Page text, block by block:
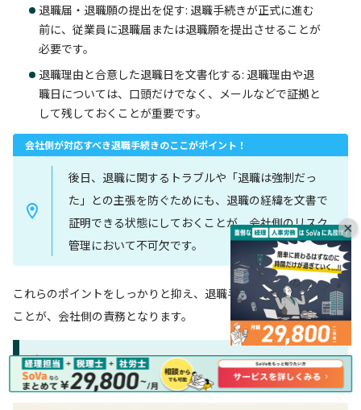
退職届・退職願の提出を促す: 退職手続きが正式に進む
前に、従業員に退職届または退職願を提出させることが
必要です。
退職理由と合意した退職日を文書化する: 退職理由や退
職日については、口頭だけでなく、メールなどで証拠と
して残しておくことが重要です。
会社側が対応すべき退職手続きのここがポイント！
後日、退職に関するトラブルや「退職は強制だっ
た」との主張を防ぐためにも、退職の経緯を文書で
証明できる状態にしておくことが、会社側のリスク
管理において不可欠です。
これらのポイントをしっかりと抑え、退職手続きを円滑に進める
ことが、会社側の責務となります。
まとめ
×